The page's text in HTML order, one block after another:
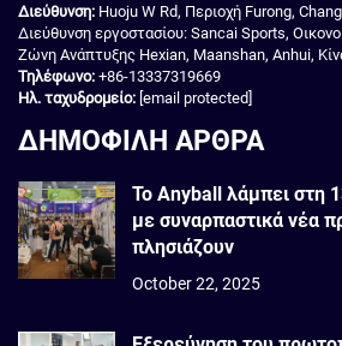
Διεύθυνση: Huoju W Rd, Περιοχή Furong,
Διεύθυνση εργοστασίου: Sancai Sports,
Ζώνη Ανάπτυξης Hexian, Maanshan, Anhui,
Τηλέφωνο: +86-13337319669
Ηλ. ταχυδρομείο: [email protected]
ΔΗΜΟΦΙΛΗ ΑΡΘΡΑ
Το Anyball λάμπει στη
με συναρπαστικά νέα
πλησιάζουν
October 22, 2025